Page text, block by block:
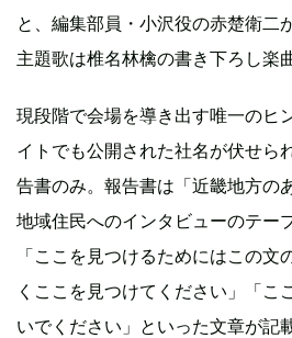
と、編集部員・小沢役の赤楚衛二
主題歌は椎名林檎の書き下ろし楽
現段階で会場を導き出す唯一のヒ
イトでも公開された社名が伏せら
告書のみ。報告書は「近畿地方の
地域住民へのインタビューのテー
「ここを見つけるためにはこの
くここを見つけてください」「こ
いでください」といった文章が記